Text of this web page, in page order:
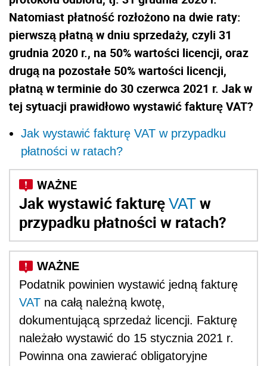
Natomiast płatność rozłożono na dwie raty:
pierwszą płatną w dniu sprzedaży, czyli 31
grudnia 2020 r., na 50% wartości licencji, oraz
drugą na pozostałe 50% wartości licencji,
płatną w terminie do 30 czerwca 2021 r. Jak w
tej sytuacji prawidłowo wystawić fakturę VAT?
Jak wystawić fakturę VAT w przypadku
płatności w ratach?
Jak wystawić fakturę VAT w
przypadku płatności w ratach?
Podatnik powinien wystawić jedną fakturę
VAT na całą należną kwotę,
dokumentującą sprzedaż licencji. Fakturę
należało wystawić do 15 stycznia 2021 r.
Powinna ona zawierać obligatoryjne